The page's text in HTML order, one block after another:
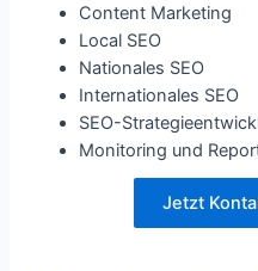
Content Marketing
Local SEO
Nationales SEO
Internationales SEO
SEO-
Monitoring und
Jetzt